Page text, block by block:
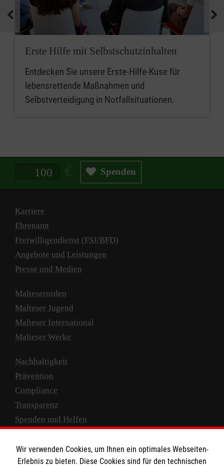
medizinische Geräte und koordinieren
Notfallmaßnahmen.
Zusammenfassend sind betriebliche
Ansprechpersonen für Erste Hilfe, während
Mitarbeitende im betrieblichen Sanitätsdienst
eine erweiterte Rolle bei der medizinischen
Erste Hilfe mit Selbstschutzinhalten
Entdecken Sie unsere Erste-Hilfe-Kuse für
lebensrettende Maßnahmen und
Selbstverteidigung in Notfallsituationen.
Spendenbetrag in Euro Spenden
Karriere
Ehrenamt
Freiwilligendienst (FSJ/BFD)
Angebote und Leistungen
Presse und Medien
Malteserorden
Malteser Jugend
Malteser International
Malteser Werke
Nachhaltigkeit
Prävention
Compliance
Transparenz
Spenden und Helfen
Empfänger: Malteser Hilfsdienst e.V.
Wir verwenden Cookies, um Ihnen ein optimales Webseiten-
Erlebnis zu bieten. Diese Cookies sind für den technischen